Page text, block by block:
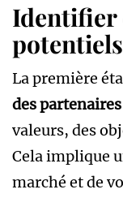
Identifier
potentiels
La première
des
valeurs, des
Cela implique
marché et de